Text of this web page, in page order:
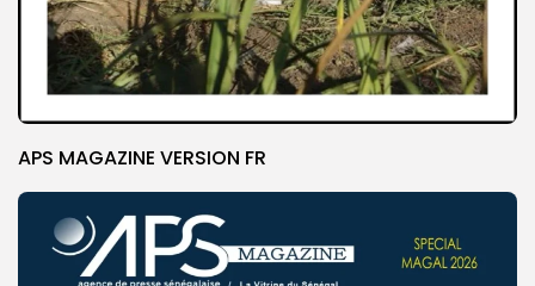
APS MAGAZINE VERSION FR